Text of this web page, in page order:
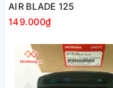
AIR BLADE 125
149.000₫